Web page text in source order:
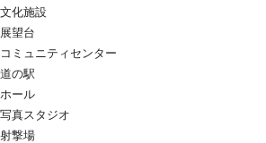
文化施設
展望台
コミュニティセンター
道の駅
ホール
写真スタジオ
射撃場